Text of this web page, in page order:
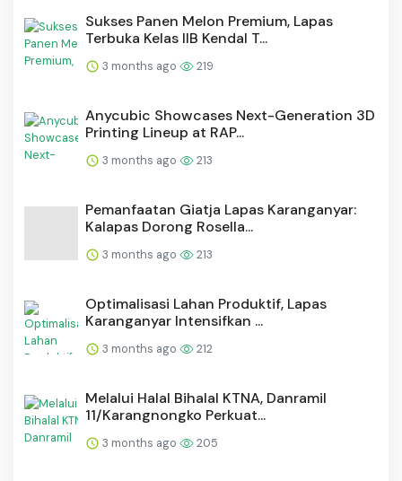
Sukses Panen Melon Premium, Lapas
Terbuka Kelas IIB Kendal T...
3 months ago 219
Anycubic Showcases Next-Generation 3D
Printing Lineup at RAP...
3 months ago 213
Pemanfaatan Giatja Lapas Karanganyar:
Kalapas Dorong Rosella...
3 months ago 213
Optimalisasi Lahan Produktif, Lapas
Karanganyar Intensifkan ...
3 months ago 212
Melalui Halal Bihalal KTNA, Danramil
11/Karangnongko Perkuat...
3 months ago 205